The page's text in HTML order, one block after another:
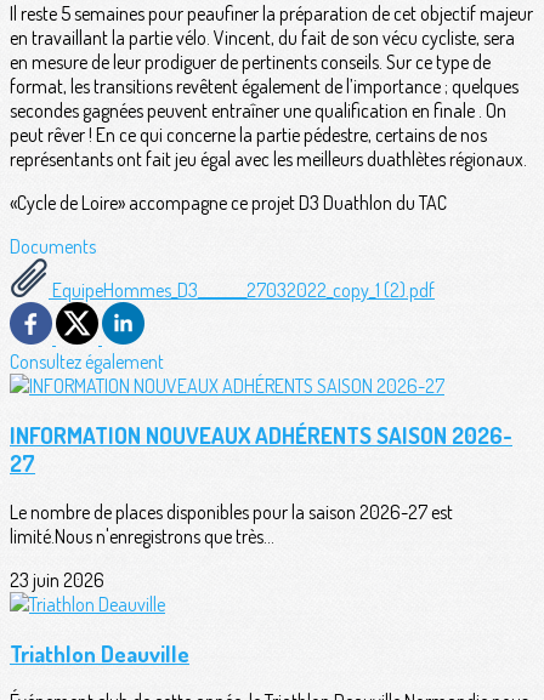
Il reste 5 semaines pour peaufiner la préparation de cet objectif majeur
en travaillant la partie vélo. Vincent, du fait de son vécu cycliste, sera
en mesure de leur prodiguer de pertinents conseils. Sur ce type de
format, les transitions revêtent également de l’importance ; quelques
secondes gagnées peuvent entraîner une qualification en finale . On
peut rêver ! En ce qui concerne la partie pédestre, certains de nos
représentants ont fait jeu égal avec les meilleurs duathlètes régionaux.
«Cycle de Loire» accompagne ce projet D3 Duathlon du TAC
Documents
EquipeHommes_D3________27032022_copy_1 (2).pdf
Consultez également
INFORMATION NOUVEAUX ADHÉRENTS SAISON 2026-
27
Le nombre de places disponibles pour la saison 2026-27 est
limité.Nous n'enregistrons que très...
23 juin 2026
Triathlon Deauville